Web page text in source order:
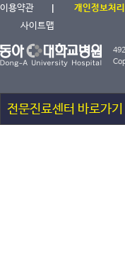
전문진료센터 바로가기
이용약관 개인정보처
사이트맵